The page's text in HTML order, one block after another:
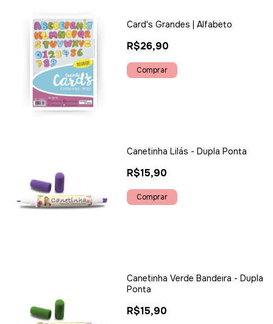
Card's Grandes | Alfabeto
R$26,90
Canetinha Lilás - Dupla Ponta
R$15,90
Canetinha Verde Bandeira - Dupla
Ponta
R$15,90